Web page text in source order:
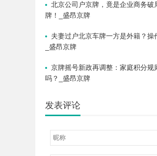
北京公司户京牌，竟是企业商务破
牌！_盛昂京牌
夫妻过户北京车牌一方是外籍？操
_盛昂京牌
京牌摇号新政再调整：家庭积分规
吗？_盛昂京牌
发表评论